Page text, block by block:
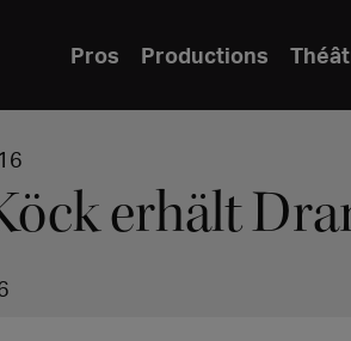
Pros Productions
erhält